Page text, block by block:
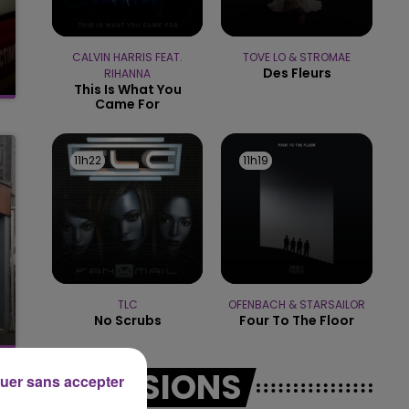
16h00 - 20h00
LE WEEK-END CHAMPAGNE FM
CALVIN HARRIS FEAT.
RIHANNA
This Is What You
Came For
TOVE LO & STROMAE
Des Fleurs
11h22
11h22
TLC
No Scrubs
11h19
11h19
OFENBACH & STARSAILOR
Four To The Floor
EMISSIONS
sans accepter